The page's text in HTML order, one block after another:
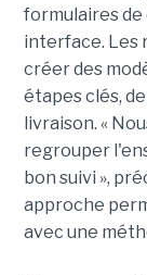
formulaires
interface. Les
créer des
étapes clés,
livraison. «
regrouper
bon suivi »,
approche
avec une